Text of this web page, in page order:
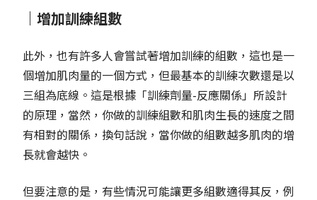
｜增加訓練組數
此外，也有許多人會嘗試著增加訓練的組數，這也是一
個增加肌肉量的一個方式，但最基本的訓練次數還是以
三組為底線。這是根據「訓練劑量-反應關係」所設計
的原理，當然，你做的訓練組數和肌肉生長的速度之間
有相對的關係，換句話說，當你做的組數越多肌肉的增
長就會越快。
但要注意的是，有些情況可能讓更多組數適得其反，例